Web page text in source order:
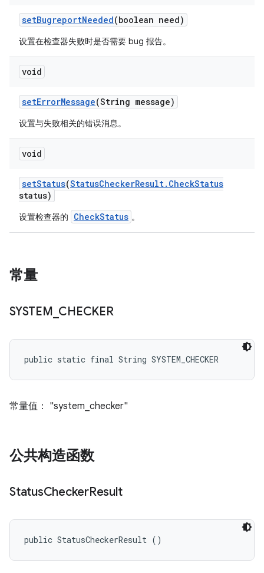
setBugreportNeeded(boolean need)
设置在检查器失败时是否需要 bug 报告。
void
setErrorMessage(String message)
设置与失败相关的错误消息。
void
setStatus(StatusCheckerResult. CheckStatus
status)
设置检查器的 CheckStatus 。
常量
SYSTEM CHECKER
public static final String SYSTEM_CHECKER
常量值： "system_checker"
公共构造函数
StatusCheckerResult
public StatusCheckerResult ()